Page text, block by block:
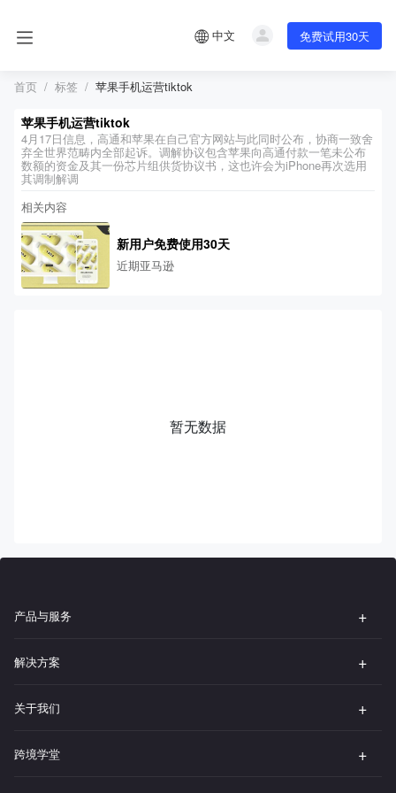
中文 免费试用30天
首页 标签 苹果手机运营tiktok
苹果手机运营tiktok
4月17日信息，高通和苹果在自己官方网站与此同时公布，协商一致舍
弃全世界范畴内全部起诉。调解协议包含苹果向高通付款一笔未公布
数额的资金及其一份芯片组供货协议书，这也许会为iPhone再次选用
其调制解调
相关内容
新用户免费使用30天
近期亚马逊
暂无数据
产品与服务
解决方案
关于我们
跨境学堂